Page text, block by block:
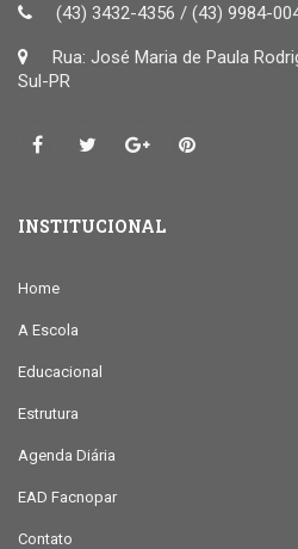
(43) 3432-4356 / (43) 9984-
Rua: José Maria de Paula
Sul-PR
INSTITUCIONAL
Home
A Escola
Educacional
Estrutura
Agenda Diária
EAD Facnopar
Contato